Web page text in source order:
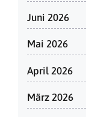
Juni 2026
Mai 2026
April 2026
März 2026